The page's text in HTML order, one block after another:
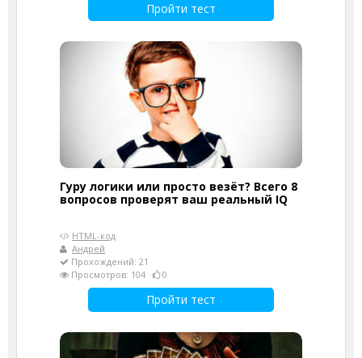
Пройти тест
Гуру логики или просто везёт? Всего 8
вопросов проверят ваш реальный IQ
HTML-код
Андрей
Прохождений: 21
Просмотров: 104
0
Пройти тест